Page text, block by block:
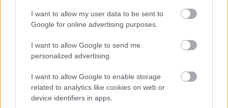
I want to allow my user data to be sent to
Google for online advertising purposes.
I want to allow Google to send me
personalized advertising.
I want to allow Google to enable storage
related to analytics like cookies on web or
device identifiers in apps.
Hírlevél feliratkozás
Adja meg keresztnevét: